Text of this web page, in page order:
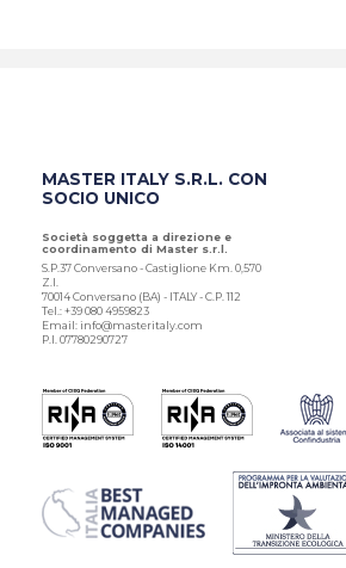
MASTER ITALY S.R.L. CON
SOCIO UNICO
Società soggetta a direzione e
coordinamento di Master s.r.l.
S.P.37 Conversano - Castiglione Km. 0,570
Z.I.
70014 Conversano (BA) - ITALY - C.P. 112
Tel.: +39 080 4959823
Email: info@masteritaly.com
P.I. 07780290727